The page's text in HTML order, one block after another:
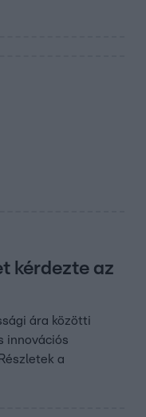
kérdezte az
ára közötti
innovációs
a